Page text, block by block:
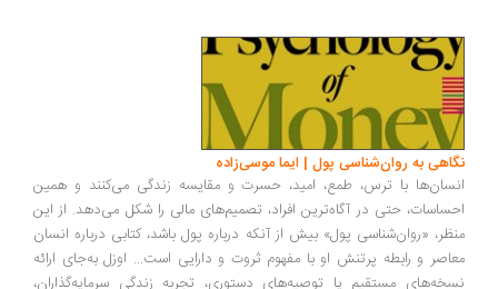
به روان‌شناسی پول | ایما موسی‌زاده
با ترس، طمع، امید، حسرت و مقایسه زندگی می‌کنند و همین
حتی در آگاه‌ترین افراد، تصمیم‌های مالی را شکل می‌دهد. از این
«روان‌شناسی پول» بیش از آنکه درباره پول باشد، کتابی درباره انسان
و رابطه پرتنش او با مفهوم ثروت و دارایی است... اوزل به‌جای ارائه
مستقیم یا توصیه‌های دستوری، تجربه زندگی سرمایه‌گذاران،